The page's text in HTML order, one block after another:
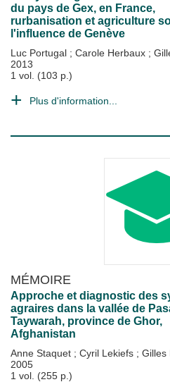
du pays de Gex, en France,
rurbanisation et agriculture
l'influence de Genève
Luc Portugal ; Carole Herbaux ;
2013
1 vol. (103 p.)
Plus d'information...
MÉMOIRE
Approche et diagnostic des
agraires dans la vallée de
Taywarah, province de Ghor,
Afghanistan
Anne Staquet ; Cyril Lekiefs ; Gilles
2005
1 vol. (255 p.)